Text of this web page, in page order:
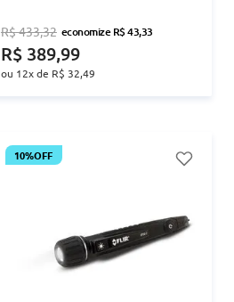
R$433,32 economizeR$43,33
R$ 389,99
ou 12x de R$ 32,49
10%OFF